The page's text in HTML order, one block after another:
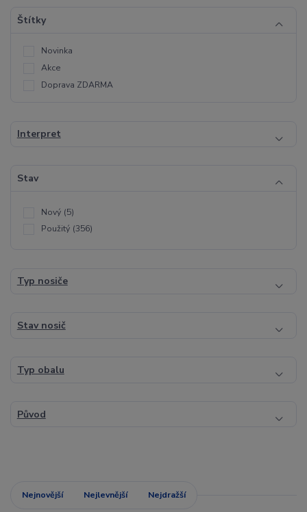
Štítky
Novinka
Akce
Doprava ZDARMA
Interpret
Stav
Nový (5)
Použitý (356)
Typ nosiče
Stav nosič
Typ obalu
Původ
Nejnovější Nejlevnější Nejdražší